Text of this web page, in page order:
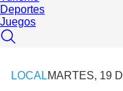
Deportes
Juegos
LOCALMARTES, 19